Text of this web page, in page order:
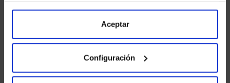
“Configuración”. Consulta nuestraPolítica
para más información.
Aceptar
Configuración